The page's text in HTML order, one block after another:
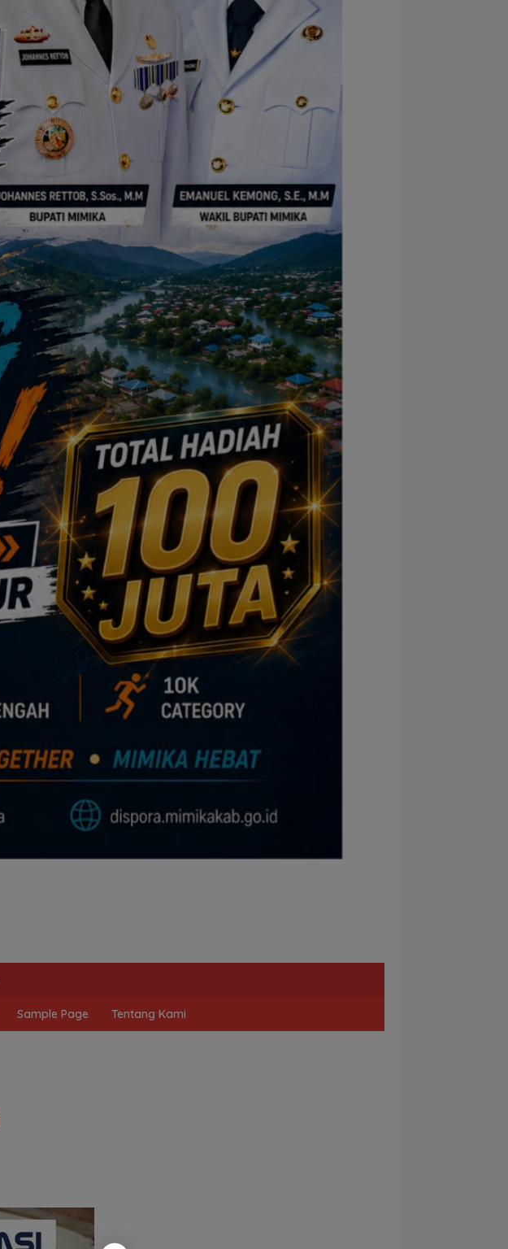
Sample Page Tentang Kami